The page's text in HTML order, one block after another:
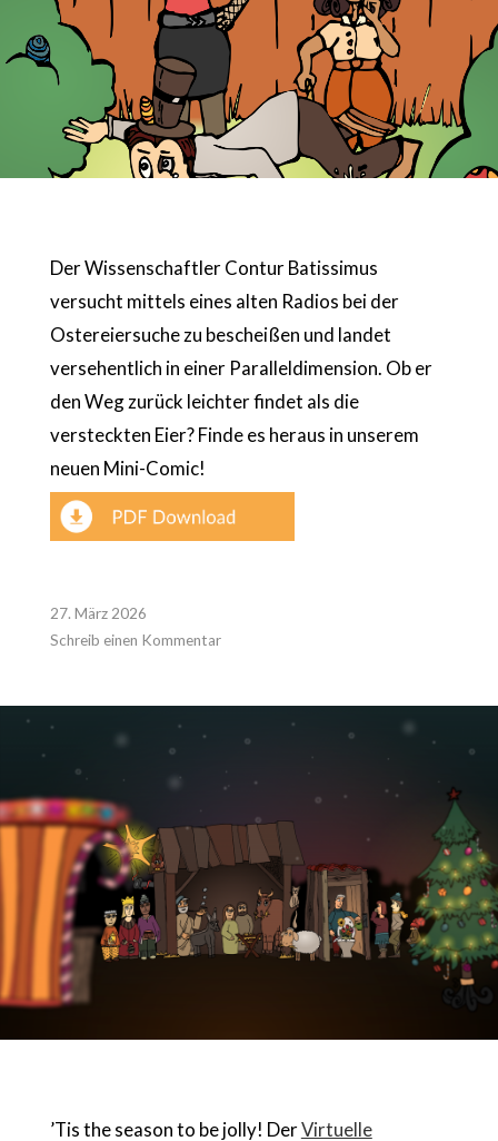
Der Wissenschaftler Contur Batissimus
versucht mittels eines alten Radios bei der
Ostereiersuche zu bescheißen und landet
versehentlich in einer Paralleldimension. Ob er
den Weg zurück leichter findet als die
versteckten Eier? Finde es heraus in unserem
neuen Mini-Comic!
27. März 2026
Schreib einen Kommentar
’Tis the season to be jolly! DerVirtuelle